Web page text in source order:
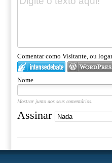
Comentar como Visitante, ou
Nome
Mostrar junto aos seus comentários.
Assinar